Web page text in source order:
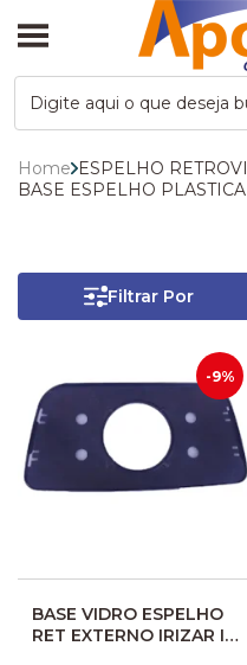
Home ESPELHO
BASE ESPELHO
Filtrar Por
-9%
BASE VIDRO ESPELHO
RET EXTERNO IRIZAR I6